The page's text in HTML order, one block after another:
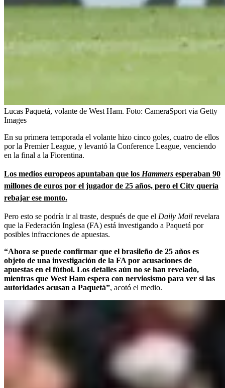
Lucas Paquetá, volante de West Ham. Foto: CameraSport via Getty
Images
En su primera temporada el volante hizo cinco goles, cuatro de ellos
por la Premier League, y levantó la Conference League, venciendo
en la final a la Fiorentina.
Los medios europeos apuntaban que los Hammers esperaban 90
millones de euros por el jugador de 25 años, pero el City quería
rebajar ese monto.
Pero esto se podría ir al traste, después de que el Daily Mail revelara
que la Federación Inglesa (FA) está investigando a Paquetá por
posibles infracciones de apuestas.
“Ahora se puede confirmar que el brasileño de 25 años es
objeto de una investigación de la FA por acusaciones de
apuestas en el fútbol. Los detalles aún no se han revelado,
mientras que West Ham espera con nerviosismo para ver si las
autoridades acusan a Paquetá”, acotó el medio.